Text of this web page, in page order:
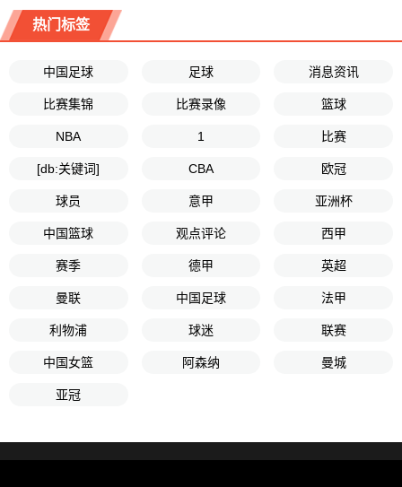
热门标签
中国足球 足球 消息资讯
比赛集锦 比赛录像 篮球
NBA 1 比赛
[db:关键词] CBA 欧冠
球员 意甲 亚洲杯
中国篮球 观点评论 西甲
赛季 德甲 英超
曼联 中国足球 法甲
利物浦 球迷 联赛
中国女篮 阿森纳 曼城
亚冠